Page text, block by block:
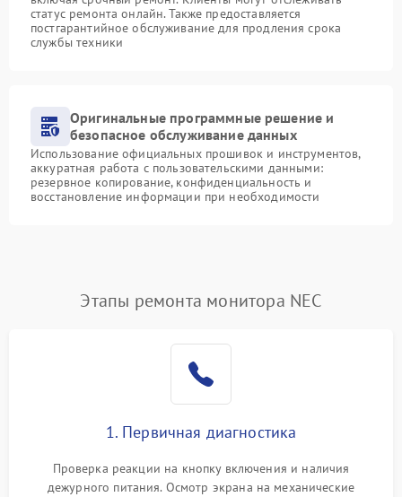
статус ремонта онлайн. Также предоставляется
постгарантийное обслуживание для продления срока
службы техники
Оригинальные программные решение и
безопасное обслуживание данных
Использование официальных прошивок и инструментов,
аккуратная работа с пользовательскими данными:
резервное копирование, конфиденциальность и
восстановление информации при необходимости
Этапы ремонта монитора NEC
1. Первичная диагностика
Проверка реакции на кнопку включения и наличия
дежурного питания. Осмотр экрана на механические